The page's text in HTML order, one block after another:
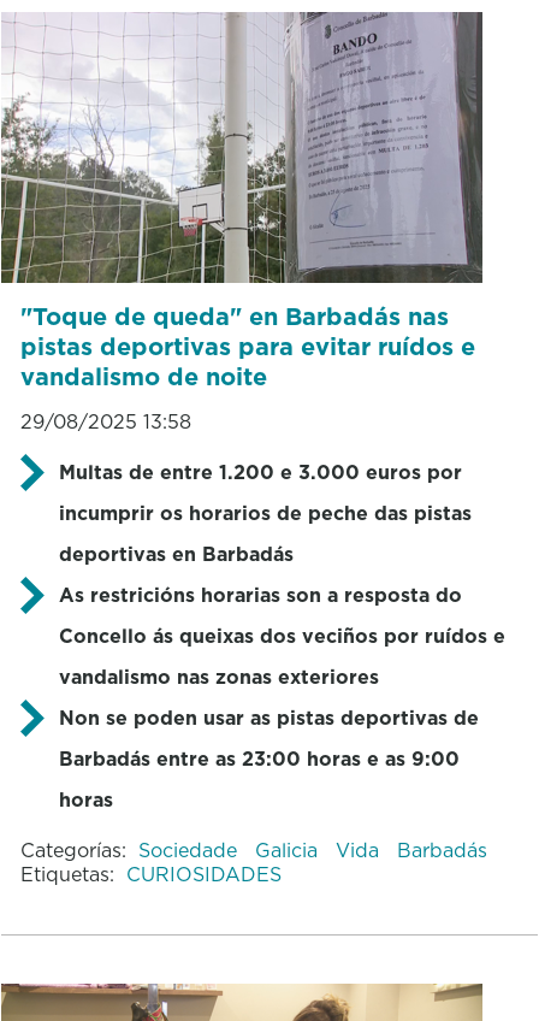
"Toque de queda" en Barbadás nas
pistas deportivas para evitar ruídos e
vandalismo de noite
29/08/2025 13:58
Multas de entre 1.200 e 3.000 euros por
incumprir os horarios de peche das pistas
deportivas en Barbadás
As restricións horarias son a resposta do
Concello ás queixas dos veciños por ruídos e
vandalismo nas zonas exteriores
Non se poden usar as pistas deportivas de
Barbadás entre as 23:00 horas e as 9:00
horas
Categorías: Sociedade Galicia Vida
Barbadás
Etiquetas: CURIOSIDADES